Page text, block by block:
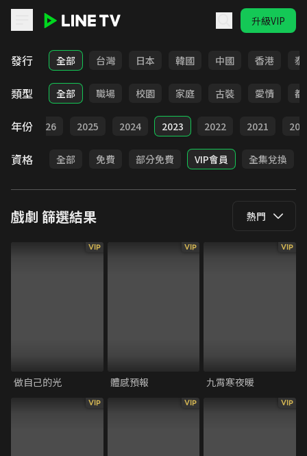
升級VIP
LINE TV - 戲劇
發行 全部 台灣 日本 韓國 中國 香港 泰
類型 全部 職場 校園 家庭 古裝 愛情 都
年份
部 2026 2025 2024 2023 2022 2021
資格 全部 免費 部分免費 VIP會員 全集兌換
戲劇 篩選結果 熱門
VIP
做自己的光
VIP
體感預報
VIP
九霄寒夜暖
VIP VIP VIP